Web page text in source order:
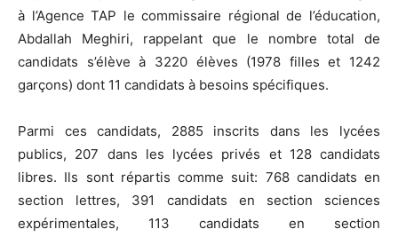
à l’Agence TAP le commissaire régional de l’éducation,
Abdallah Meghiri, rappelant que le nombre total de
candidats s’élève à 3220 élèves (1978 filles et 1242
garçons) dont 11 candidats à besoins spécifiques.
Parmi ces candidats, 2885 inscrits dans les lycées
publics, 207 dans les lycées privés et 128 candidats
libres. Ils sont répartis comme suit: 768 candidats en
section lettres, 391 candidats en section sciences
expérimentales, 113 candidats en section